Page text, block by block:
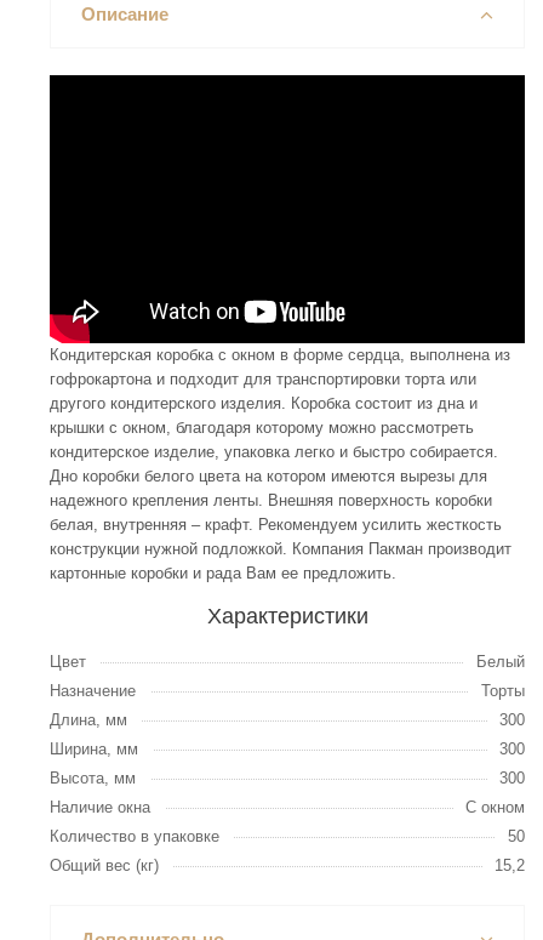
Описание
Кондитерская коробка с окном в форме сердца, выполнена из
гофрокартона и подходит для транспортировки торта или
другого кондитерского изделия. Коробка состоит из дна и
крышки с окном, благодаря которому можно рассмотреть
кондитерское изделие, упаковка легко и быстро собирается.
Дно коробки белого цвета на котором имеются вырезы для
надежного крепления ленты. Внешняя поверхность коробки
белая, внутренняя – крафт. Рекомендуем усилить жесткость
конструкции нужной подложкой. Компания Пакман производит
картонные коробки и рада Вам ее предложить.
Характеристики
Цвет
Белый
Назначение
Торты
Длина, мм
300
Ширина, мм
300
Высота, мм
300
Наличие окна
С окном
Количество в упаковке
50
Общий вес (кг)
15,2